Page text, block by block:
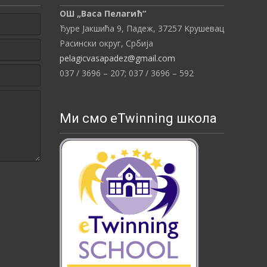
ОШ „Васа Пелагић“
Ђуре Јакшића 9, Падеж, 37257 Kрушевац
Расински округ, Србија
pelagicvasapadez@gmail.com
037 / 3696 – 207; 037 / 3696 – 592
Ми смо eTwinning школа